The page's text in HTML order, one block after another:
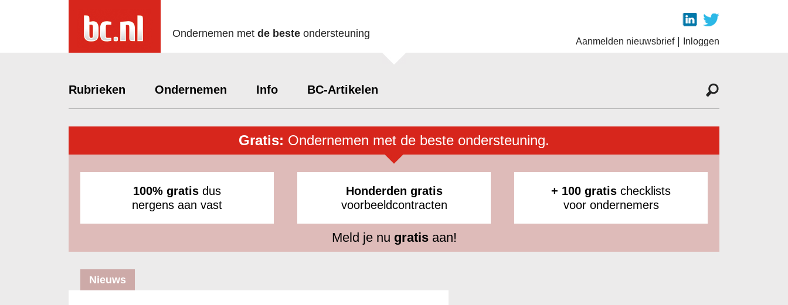
Ondernemen met de beste ondersteuning
Aanmelden nieuwsbrief| Inloggen
Rubrieken Ondernemen Info BC-Artikelen
Gratis: Ondernemen met de beste ondersteuning.
100% gratis dus
nergens aan vast
Honderden gratis
voorbeeldcontracten
+ 100 gratis checklists
voor ondernemers
Meld je nu gratisaan!
Nieuws